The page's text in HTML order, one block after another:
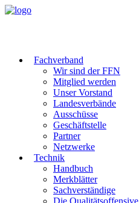
Fachverband
Wir sind der FFN
Mitglied werden
Unser Vorstand
Landesverbände
Ausschüsse
Geschäftstelle
Partner
Netzwerke
Technik
Handbuch
Merkblätter
Sachverständige
Die Qualitätsoffensive